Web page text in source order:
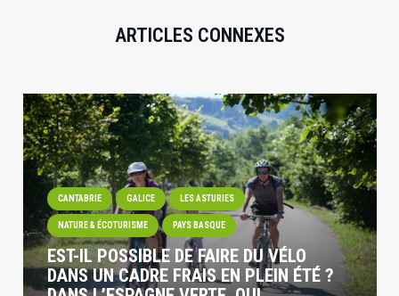
ARTICLES CONNEXES
CANTABRIE GALICE LES ASTURIES
NATURE & ÉCOTURISME PAYS BASQUE
EST-IL POSSIBLE DE FAIRE DU VÉLO
DANS UN CADRE FRAIS EN PLEIN ÉTÉ ?